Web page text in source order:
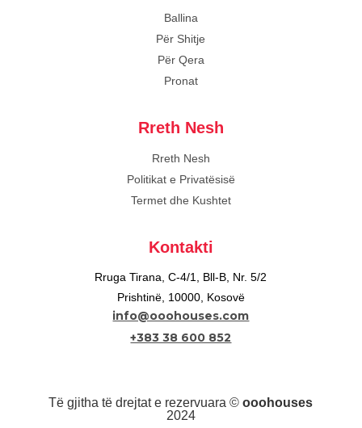
Ballina
Për Shitje
Për Qera
Pronat
Rreth Nesh
Rreth Nesh
Politikat e Privatësisë
Termet dhe Kushtet
Kontakti
Rruga Tirana, C-4/1, Bll-B, Nr. 5/2
Prishtinë, 10000, Kosovë
info@ooohouses.com
+383 38 600 852
Të gjitha të drejtat e rezervuara ©ooohouses
2024